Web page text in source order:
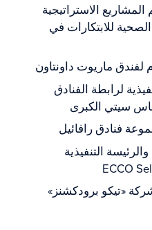
الاستراتيجية
للابتكارات في
لفندق ماريوت داونتاون
لرابطة الفنادق
سيتي الكبرى
فنادق رافائيل
التنفيذية
«تيكو برودكشنز»